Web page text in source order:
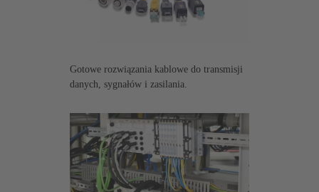
Gotowe rozwiązania kablowe do transmisji
danych, sygnałów i zasilania.